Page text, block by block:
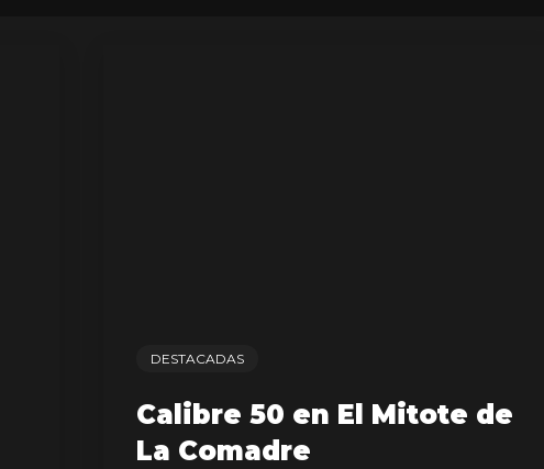
DESTACADAS
Calibre 50 en El Mitote de
La Comadre